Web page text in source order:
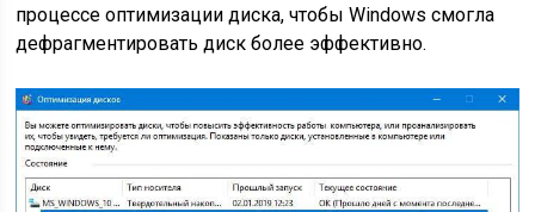
процессе оптимизации диска, чтобы Windows смогла
дефрагментировать диск более эффективно.